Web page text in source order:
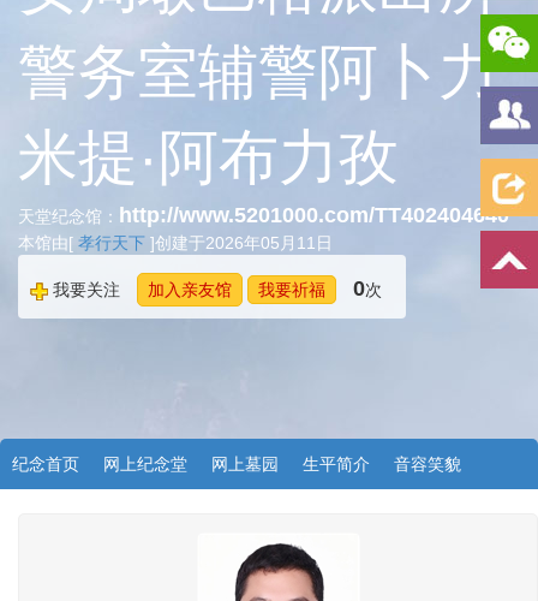
警务室辅警阿卜力
米提·阿布力孜
天堂纪念馆： http://www.5201000.com/TT402404640
本馆由[ 孝行天下 ]创建于2026年05月11日
我要关注 加入亲友馆 我要祈福 0次
纪念首页 网上纪念堂 网上墓园 生平简介 音容笑貌